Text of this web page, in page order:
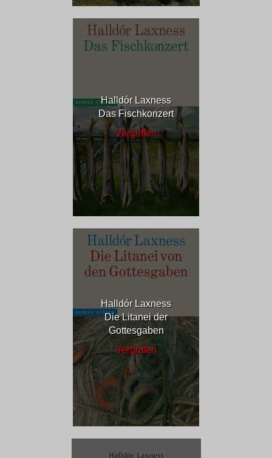
Halldór Laxness
Das Fischkonzert
Vergriffen
Halldór Laxness
Die Litanei der
Gottesgaben
Vergriffen